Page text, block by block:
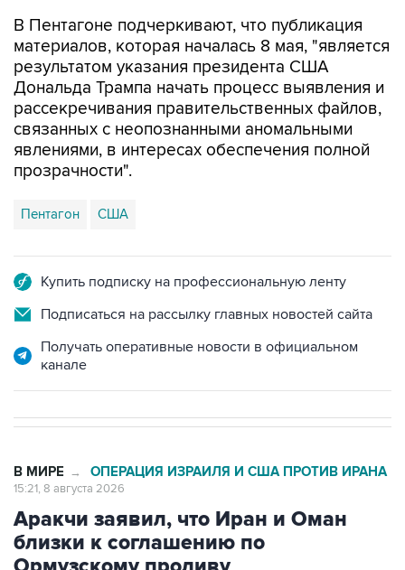
В Пентагоне подчеркивают, что публикация
материалов, которая началась 8 мая, "является
результатом указания президента США
Дональда Трампа начать процесс выявления и
рассекречивания правительственных файлов,
связанных с неопознанными аномальными
явлениями, в интересах обеспечения полной
прозрачности".
Пентагон США
Купить подписку на профессиональную ленту
Подписаться на рассылку главных новостей сайта
Получать оперативные новости в официальном
канале
В МИРЕ → ОПЕРАЦИЯ ИЗРАИЛЯ И США ПРОТИВ ИРАНА
15:21, 8 августа 2026
Аракчи заявил, что Иран и Оман
близки к соглашению по